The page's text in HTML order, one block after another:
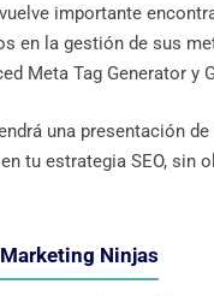
importante
en la gestión de sus
Meta Tag Generator y
una presentación
tu estrategia SEO,
Ninjas